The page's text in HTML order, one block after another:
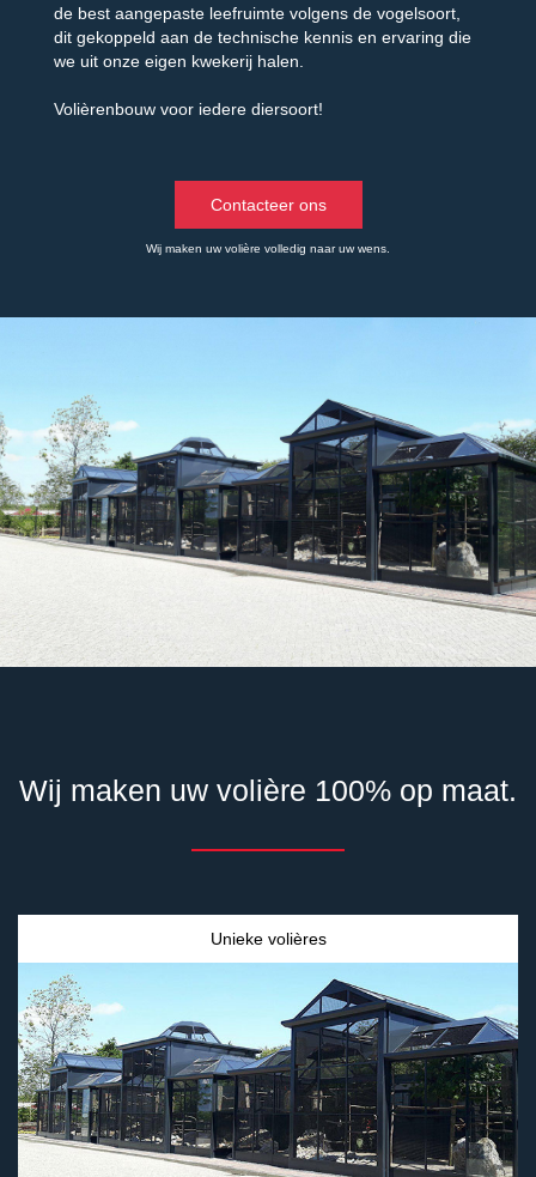
Volières
100% op
maat
de best aangepaste leefruimte volgens de vogelsoort,
dit gekoppeld aan de technische kennis en ervaring die
we uit onze eigen kwekerij halen.
Volièrenbouw voor iedere diersoort!
Contacteer ons
Wij maken uw volière volledig naar uw wens.
Wij maken uw volière 100% op maat.
Unieke volières